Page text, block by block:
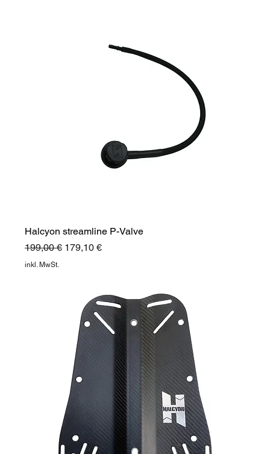
Halcyon streamline P-Valve
Standardpreis
199,00 € Sale-Preis
179,10 €
inkl. MwSt.